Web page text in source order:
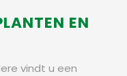
EN
vindt u een